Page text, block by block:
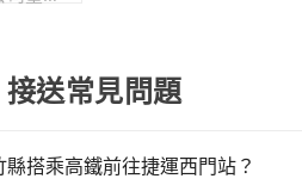
送常見問題
搭乘高鐵前往捷運西門站？